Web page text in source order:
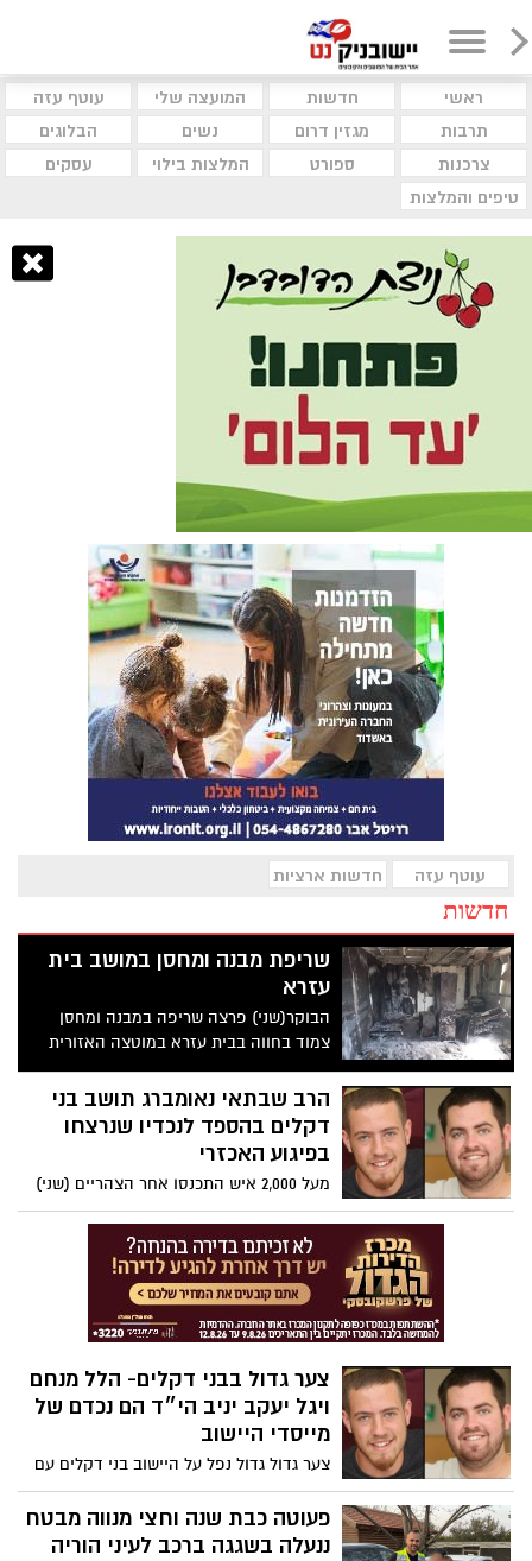
ראשי חדשות המועצה שלי
עוטף עזה
תרבות
מגזין דרום נשים
הבלוגים
צרכנות
ספורט המלצות בילוי
עסקים
טיפים והמלצות
עוטף עזה חדשות ארציות
חדשות
שריפת מבנה ומחסן במושב בית
עזרא
הבוקר(שני) פרצה שריפה במבנה ומחסן
צמוד בחווה בבית עזרא במוטצה האזורית
באר טוביה. לוחמי אש הוזעקו לזירה לכיבו
השריפה בהגיעם למקום הבחינו לוחמי האש
בעשן רב שנראה מרחוק ולהבות במקביל
סכנת התפשטות למבנים סמוכים כמו כן
מערכת פוטו וולטאי על גגות המבנה הסמוך.
לוחמי האש מיד החלו בפעולות כיבוי ובידוד
כל דבר שמסכן התפשטות.
הרב שבתאי נאומברג תושב בני
דקלים בהספד לנכדיו שנרצחו
בפיגוע האכזרי
מעל 2,000 איש התכנסו אחר הצהריים (שני)
בהר הרצל בירושלים להלווייתם של האחים
הלל (22) ויגל (20) יניב מהר ברכה, אשר נרצחו
אתמול בפיגוע הירי " שני הקדושים האלה
נהרגו על קידוש השם" אמר סבם של של
האחים.
צער גדול בבני דקלים- הלל מנחם
ויגל יעקב יניב הי״ד הם נכדם של
מייסדי היישוב
צער גדול גדול נפל על היישוב בני דקלים עם
היוודע על הירצחם של האחים הלל מנחם (22)
ויגל יעקב (20) יניב, תושבי הר ברכה, בפיגוע
בחווארה.שני הבנים הם נכדם של משפחת
פעוטה כבת שנה וחצי מנווה מבטח
ננעלה בשגגה ברכב לעיני הוריה